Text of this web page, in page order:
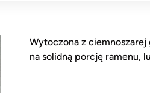
Wytoczona z
na solidną porcję ramenu,